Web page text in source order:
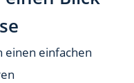
einen einfachen